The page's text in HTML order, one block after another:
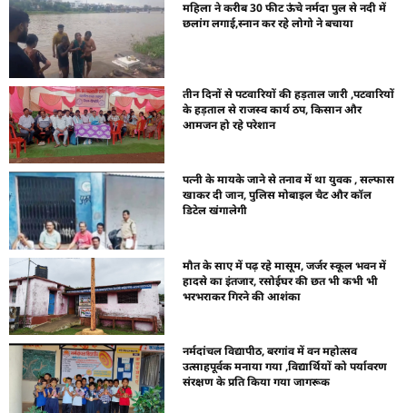
महिला ने करीब 30 फीट ऊंचे नर्मदा पुल से नदी में
छलांग लगाई,स्नान कर रहे लोगो ने बचाया
तीन दिनों से पटवारियों की हड़ताल जारी ,पटवारियों
के हड़ताल से राजस्व कार्य ठप, किसान और
आमजन हो रहे परेशान
पत्नी के मायके जाने से तनाव में था युवक , सल्फास
खाकर दी जान, पुलिस मोबाइल चैट और कॉल
डिटेल खंगालेगी
मौत के साए में पढ़ रहे मासूम, जर्जर स्कूल भवन में
हादसे का इंतजार, रसोईघर की छत भी कभी भी
भरभराकर गिरने की आशंका
नर्मदांचल विद्यापीठ, बरगांव में वन महोत्सव
उत्साहपूर्वक मनाया गया ,विद्यार्थियों को पर्यावरण
संरक्षण के प्रति किया गया जागरूक